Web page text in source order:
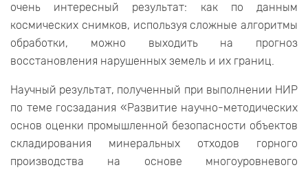
очень интересный результат: как по данным
космических снимков, используя сложные алгоритмы
обработки, можно выходить на прогноз
восстановления нарушенных земель и их границ.
Научный результат, полученный при выполнении НИР
по теме госзадания «Развитие научно-методических
основ оценки промышленной безопасности объектов
складирования минеральных отходов горного
производства на основе многоуровневого